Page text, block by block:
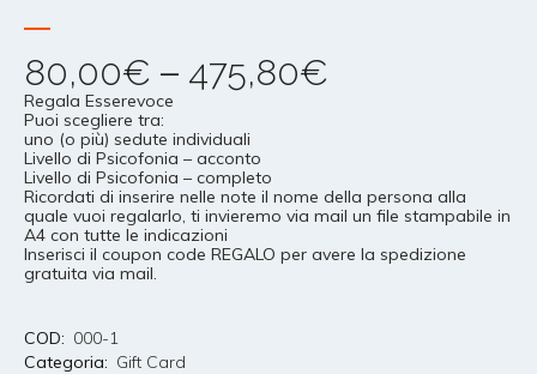
80,00€ – 475,80€
Regala Esserevoce
Puoi scegliere tra:
uno (o più) sedute individuali
Livello di Psicofonia – acconto
Livello di Psicofonia – completo
Ricordati di inserire nelle note il nome della persona alla
quale vuoi regalarlo, ti invieremo via mail un file stampabile in
A4 con tutte le indicazioni
Inserisci il coupon code REGALO per avere la spedizione
gratuita via mail.
COD: 000-1
Categoria: Gift Card